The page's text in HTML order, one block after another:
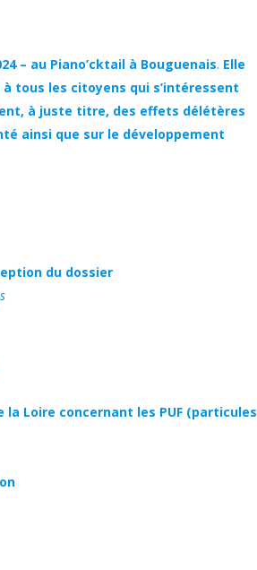
– au Piano’cktail à Bouguenais. Elle
tous les citoyens qui s’intéressent
à juste titre, des effets délétères
ainsi que sur le développement
du dossier
Loire concernant les PUF (particules